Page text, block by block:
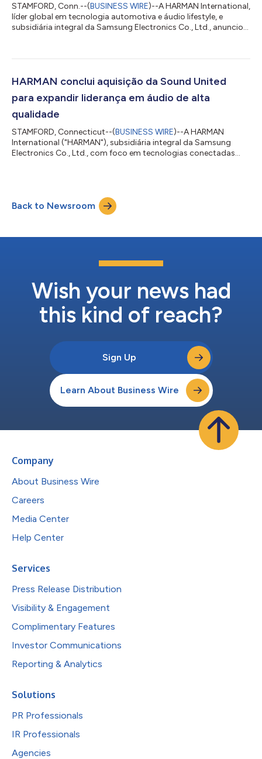
STAMFORD, Conn.--(BUSINESS WIRE)--A HARMAN International,
líder global em tecnologia automotiva e áudio lifestyle, e
subsidiária integral da Samsung Electronics Co., Ltd., anunciou
ZF Group, que compreende soluções líderes em computação
software ADAS. A transação está avaliada em € 1,5 bilhão. Um
passo estratégico em dire...
HARMAN conclui aquisição da Sound United
para expandir liderança em áudio de alta
qualidade
STAMFORD, Connecticut--(BUSINESS WIRE)--A HARMAN
International ("HARMAN"), subsidiária integral da Samsung
Electronics Co., Ltd., com foco em tecnologias conectadas
(NASDAQ: MASI). O portfólio de marcas icônicas de áudio da
Sound United inclui Bowers & Wilkins, Denon, Marantz, Definitive
Technology, Polk Audio, HEOS, Class...
Back to Newsroom
Wish your news had
this kind of reach?
Sign Up
Learn About Business Wire
Company
About Business Wire
Careers
Media Center
Help Center
Services
Press Release Distribution
Visibility & Engagement
Complimentary Features
Investor Communications
Reporting & Analytics
Solutions
PR Professionals
IR Professionals
Agencies